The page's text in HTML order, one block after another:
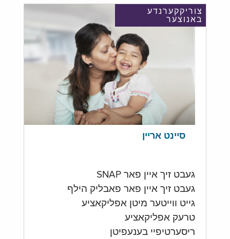
צוריקקערנדע
באנוצער
סיינט אריין
געבט זיך איין פאר SNAP
געבט זיך איין פאר פאבליק הילף
גייט ווייטער מיטן אפליקאציע
טרעק אפליקאציע
ריסערטיפיי בענעפיטן